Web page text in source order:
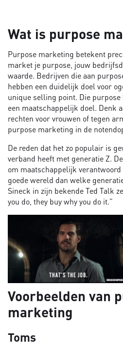
Wat is purpose
Purpose marketing betekent
market je purpose, jouw
waarde. Bedrijven die aan
hebben een duidelijk doel voor
unique selling point. Die
een maatschappelijk doel. Denk
rechten voor vrouwen of tegen
purpose marketing in de
De reden dat het zo populair is
verband heeft met generatie Z.
om maatschappelijk
goede wereld dan welke
Sineck in zijn bekende Ted Talk
you do, they buy why you do it.”
Voorbeelden van
marketing
Toms